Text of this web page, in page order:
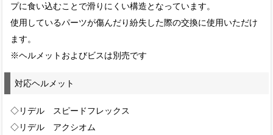
プに食い込むことで滑りにくい構造となっています。
使用しているパーツが傷んだり紛失した際の交換に使用いただけ
ます。
※ヘルメットおよびビスは別売です
対応ヘルメット
◇リデル スピードフレックス
◇リデル アクシオム